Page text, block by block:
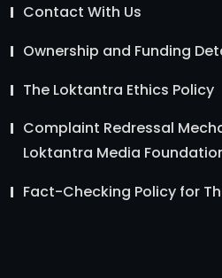
Contact With Us
Ownership and Funding
The Loktantra Ethics Policy
Complaint Redressal
Loktantra Media
Fact-Checking Policy for